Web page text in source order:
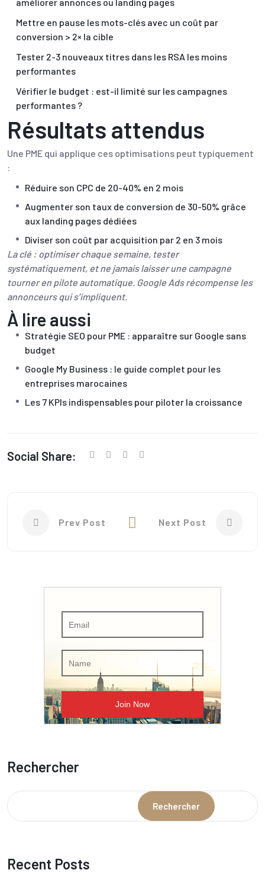
Mettre en pause les mots-clés avec un coût par
conversion > 2× la cible
Tester 2-3 nouveaux titres dans les RSA les moins
performantes
Vérifier le budget : est-il limité sur les campagnes
performantes ?
Résultats attendus
Une PME qui applique ces optimisations peut typiquement
:
Réduire son CPC de 20-40% en 2 mois
Augmenter son taux de conversion de 30-50% grâce
aux landing pages dédiées
Diviser son coût par acquisition par 2 en 3 mois
La clé : optimiser chaque semaine, tester
systématiquement, et ne jamais laisser une campagne
tourner en pilote automatique. Google Ads récompense les
annonceurs qui s’impliquent.
À lire aussi
Stratégie SEO pour PME : apparaître sur Google sans
budget
Google My Business : le guide complet pour les
entreprises marocaines
Les 7 KPIs indispensables pour piloter la croissance
Social Share:
Prev Post Next Post
Rechercher
Rechercher
Recent Posts